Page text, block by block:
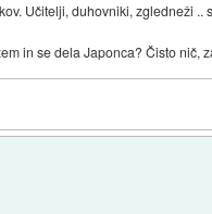
Učitelji, duhovniki, zgledneži
in se dela Japonca? Čisto nič,